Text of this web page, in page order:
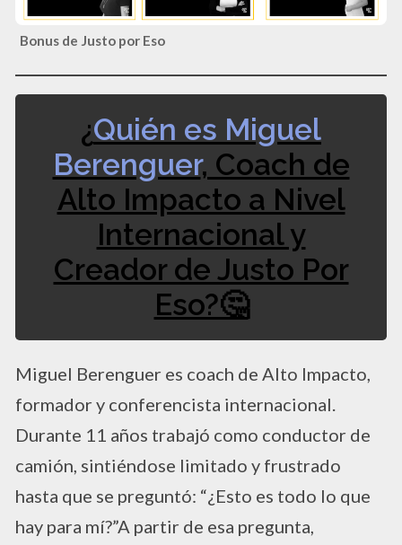
Bonus de Justo por Eso
¿Quién es Miguel
Berenguer, Coach de
Alto Impacto a Nivel
Internacional y
Creador de Justo Por
Eso?🤔
Miguel Berenguer es coach de Alto Impacto,
formador y conferencista internacional.
Durante 11 años trabajó como conductor de
camión, sintiéndose limitado y frustrado
hasta que se preguntó: “¿Esto es todo lo que
hay para mí?”A partir de esa pregunta,